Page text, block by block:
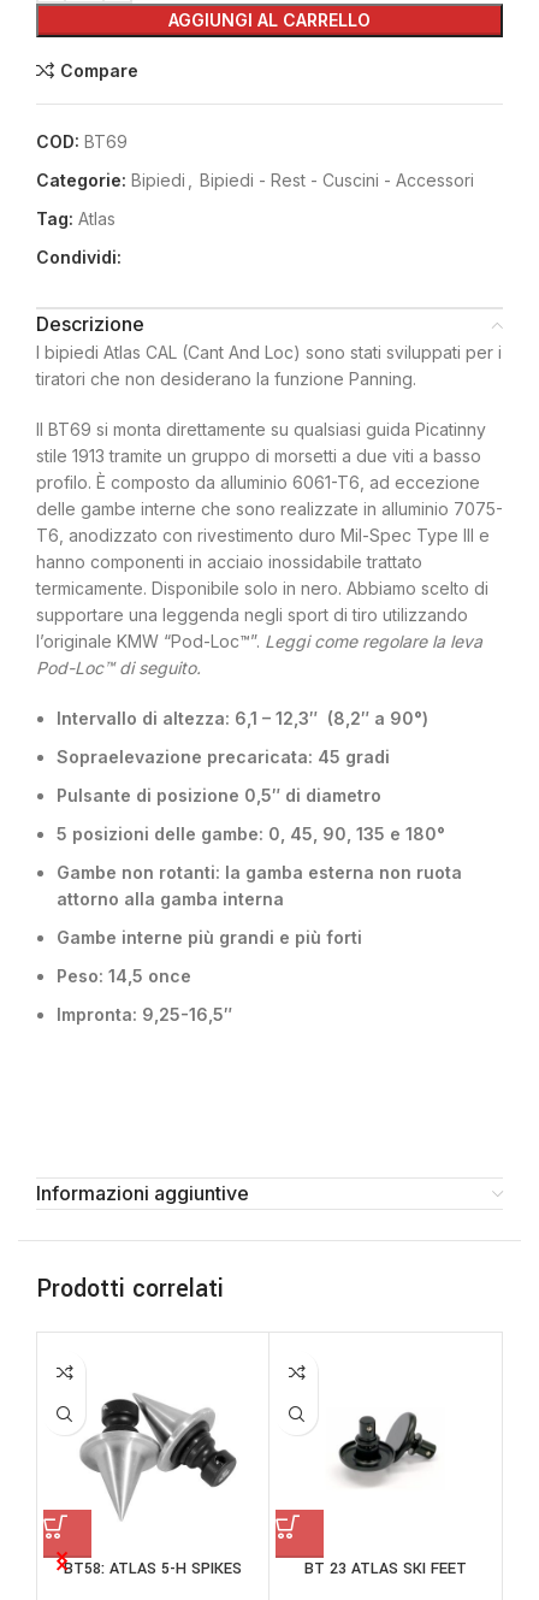
AGGIUNGI AL CARRELLO
Compare
COD: BT69
Categorie: Bipiedi
Bipiedi - Rest - Cuscini - Accessori
Tag: Atlas
Condividi:
Descrizione
I bipiedi Atlas CAL (Cant And Loc) sono stati sviluppati per i
tiratori che non desiderano la funzione Panning.
Il BT69 si monta direttamente su qualsiasi guida Picatinny
stile 1913 tramite un gruppo di morsetti a due viti a basso
profilo. È composto da alluminio 6061-T6, ad eccezione
delle gambe interne che sono realizzate in alluminio 7075-
T6, anodizzato con rivestimento duro Mil-Spec Type III e
hanno componenti in acciaio inossidabile trattato
termicamente. Disponibile solo in nero. Abbiamo scelto di
supportare una leggenda negli sport di tiro utilizzando
l’originale KMW “Pod-Loc™”. Leggi come regolare la leva
Pod-Loc™ di seguito.
Intervallo di altezza: 6,1 – 12,3″ (8,2″ a 90°)
Sopraelevazione precaricata: 45 gradi
Pulsante di posizione 0,5″ di diametro
5 posizioni delle gambe: 0, 45, 90, 135 e 180°
Gambe non rotanti: la gamba esterna non ruota
attorno alla gamba interna
Gambe interne più grandi e più forti
Peso: 14,5 once
Impronta: 9,25-16,5″
Informazioni aggiuntive
Prodotti correlati
BT58: ATLAS 5-H SPIKES BT 23 ATLAS SKI FEET